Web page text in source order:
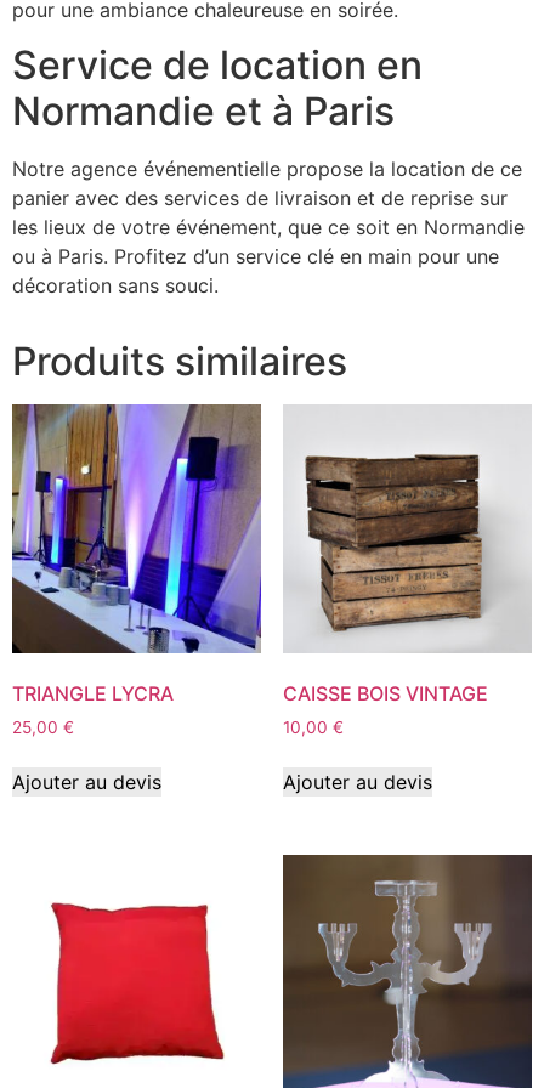
pour une ambiance chaleureuse en soirée.
Service de location en
Normandie et à Paris
Notre agence événementielle propose la location de ce
panier avec des services de livraison et de reprise sur
les lieux de votre événement, que ce soit en Normandie
ou à Paris. Profitez d’un service clé en main pour une
décoration sans souci.
Produits similaires
TRIANGLE LYCRA
25,00 €
Ajouter au devis
CAISSE BOIS VINTAGE
10,00 €
Ajouter au devis